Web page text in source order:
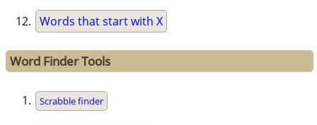
Words that start with X
Word Finder Tools
Scrabble finder